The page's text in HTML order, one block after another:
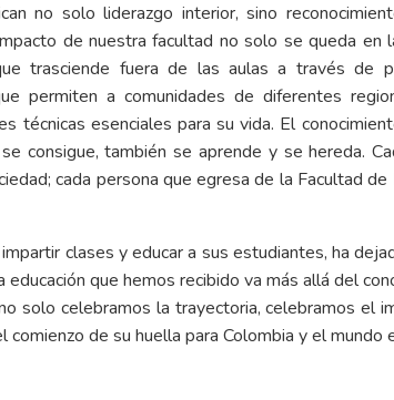
no solo liderazgo interior, sino
de nuestra facultad no solo se queda en
trasciende fuera de las aulas a través de
permiten a comunidades de diferentes
técnicas esenciales para su vida. El
consigue, también se aprende y se hereda.
cada persona que egresa de la Facultad de
clases y educar a sus estudiantes, ha
que hemos recibido va más allá del
solo celebramos la trayectoria, celebramos el
de su huella para Colombia y el mundo